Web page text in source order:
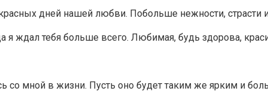
дней нашей любви. Побольше нежности,
я ждал тебя больше всего. Любимая, будь здорова,
со мной в жизни. Пусть оно будет таким же ярким и